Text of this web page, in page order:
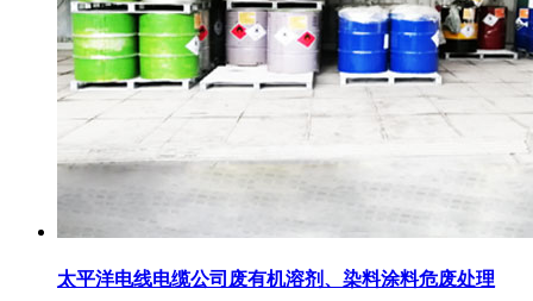
太平洋电线电缆公司废有机溶剂、染料涂料危废处理